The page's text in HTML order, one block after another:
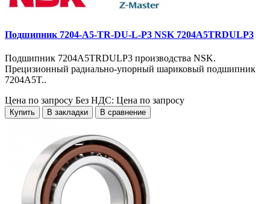
Подшипник 7204-A5-TR-DU-L-P3 NSK 7204A5TRDULP3
Подшипник 7204A5TRDULP3 производства NSK.
Прецизионный радиально-упорный шариковый подшипник
7204A5T..
Цена по запросу Без НДС: Цена по запросу
Купить В закладки В сравнение